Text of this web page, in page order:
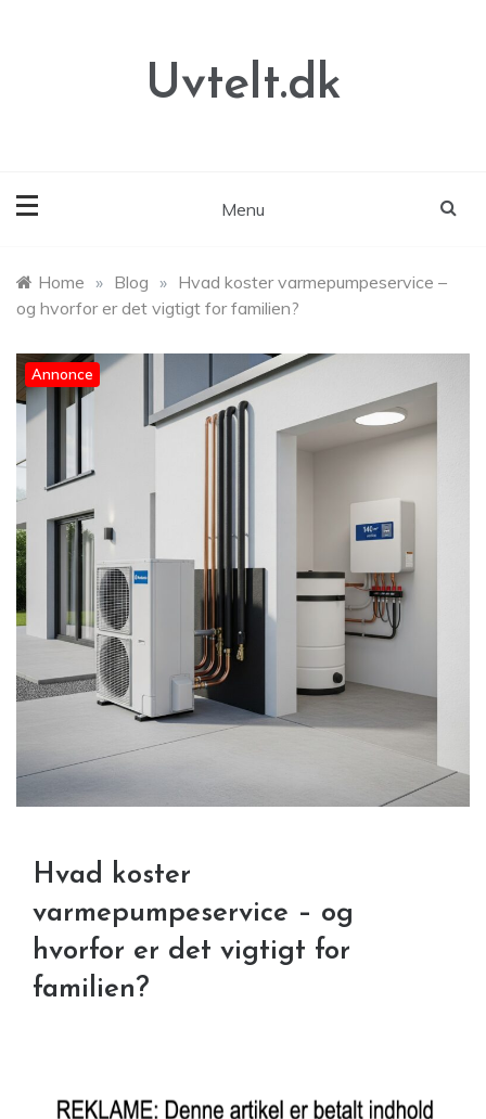
Uvtelt.dk
Menu
Home » Blog » Hvad koster varmepumpeservice –
og hvorfor er det vigtigt for familien?
Annonce
Hvad koster
varmepumpeservice – og
hvorfor er det vigtigt for
familien?